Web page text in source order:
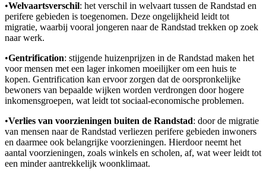
•Welvaartsverschil: het verschil in welvaart tussen de Randstad en
perifere gebieden is toegenomen. Deze ongelijkheid leidt tot
migratie, waarbij vooral jongeren naar de Randstad trekken op zoek
naar werk.
•Gentrification: stijgende huizenprijzen in de Randstad maken het
voor mensen met een lager inkomen moeilijker om een huis te
kopen. Gentrification kan ervoor zorgen dat de oorspronkelijke
bewoners van bepaalde wijken worden verdrongen door hogere
inkomensgroepen, wat leidt tot sociaal-economische problemen.
•Verlies van voorzieningen buiten de Randstad: door de migratie
van mensen naar de Randstad verliezen perifere gebieden inwoners
en daarmee ook belangrijke voorzieningen. Hierdoor neemt het
aantal voorzieningen, zoals winkels en scholen, af, wat weer leidt tot
een minder aantrekkelijk woonklimaat.